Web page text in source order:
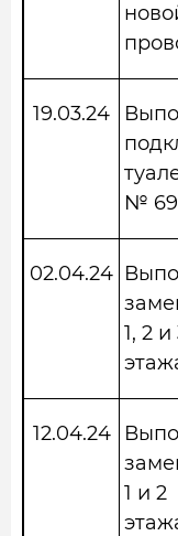
19.03.24
№ 69
02.04.24
1, 2 и
12.04.24
1 и 2